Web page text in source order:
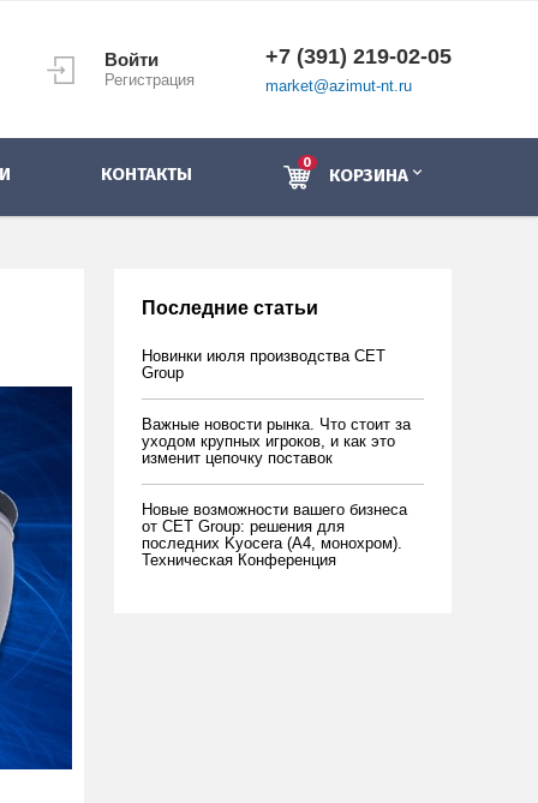
Войти
Регистрация
+7 (391) 219-02-05
market@azimut-nt.ru
КОНТАКТЫ
0
КОРЗИНА
Последние статьи
Новинки июля производства CET
Group
Важные новости рынка. Что стоит за
уходом крупных игроков, и как это
изменит цепочку поставок
Новые возможности вашего бизнеса
от CET Group: решения для
последних Kyocera (А4, монохром).
Техническая Конференция